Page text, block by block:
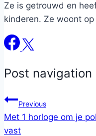
Ze is getrouwd en
kinderen. Ze woont
Post navigation
Previous
Met 1 horloge om je
vast